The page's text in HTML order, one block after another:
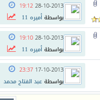
28-10-2013
19:12
بواسطةأميره 11
28-10-2013
19:10
بواسطةأميره 11
17-10-2013
23:37
بواسطةعبد الفتاح محمد